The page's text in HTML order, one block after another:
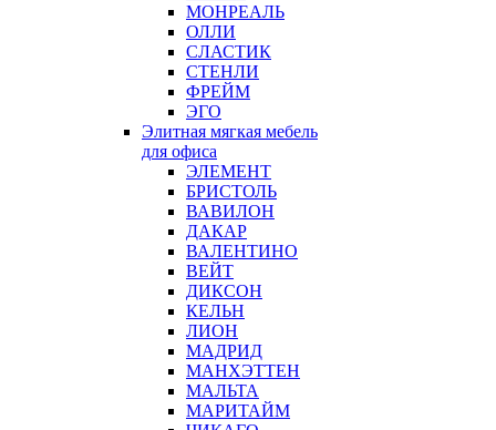
МОНРЕАЛЬ
ОЛЛИ
СЛАСТИК
СТЕНЛИ
ФРЕЙМ
ЭГО
Элитная мягкая мебель
для офиса
ЭЛЕМЕНТ
БРИСТОЛЬ
ВАВИЛОН
ДАКАР
ВАЛЕНТИНО
ВЕЙТ
ДИКСОН
КЕЛЬН
ЛИОН
МАДРИД
МАНХЭТТЕН
МАЛЬТА
МАРИТАЙМ